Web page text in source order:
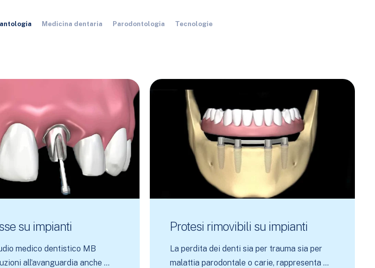
Medicina dentaria Parodontologia Tecnologie
su impianti
medico dentistico MB
all’avanguardia anche ...
Protesi rimovibili su impianti
La perdita dei denti sia per trauma sia per
malattia parodontale o carie, rappresenta ...